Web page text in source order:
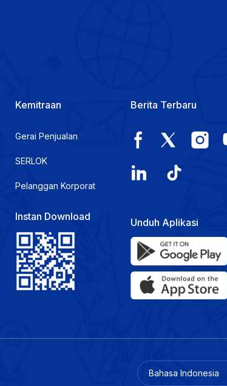
Kemitraan
Gerai Penjualan
SERLOK
Pelanggan Korporat
Instan Download
Berita Terbaru
Unduh Aplikasi
Bahasa Indonesia